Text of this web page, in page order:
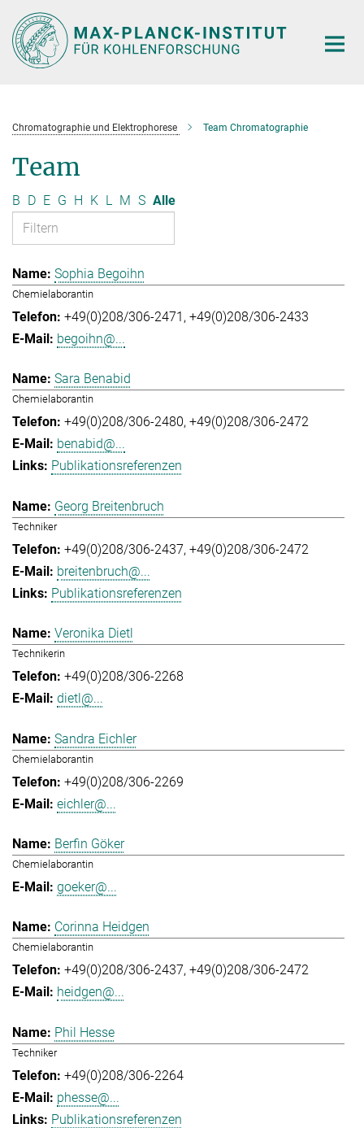
Hauptinhalt
Chromatographie und Elektrophorese Team Chromatographie
Team
B D E G H K L M S Alle
Sophia Begoihn
Chemielaborantin
+49(0)208/306-2471 +49(0)208/306-2433
begoihn@...
Sara Benabid
Chemielaborantin
+49(0)208/306-2480 +49(0)208/306-2472
benabid@...
Publikationsreferenzen
Georg Breitenbruch
Techniker
+49(0)208/306-2437 +49(0)208/306-2472
breitenbruch@...
Publikationsreferenzen
Veronika Dietl
Technikerin
+49(0)208/306-2268
dietl@...
Sandra Eichler
Chemielaborantin
+49(0)208/306-2269
eichler@...
Berfin Göker
Chemielaborantin
goeker@...
Corinna Heidgen
Chemielaborantin
+49(0)208/306-2437 +49(0)208/306-2472
heidgen@...
Phil Hesse
Techniker
+49(0)208/306-2264
phesse@...
Publikationsreferenzen